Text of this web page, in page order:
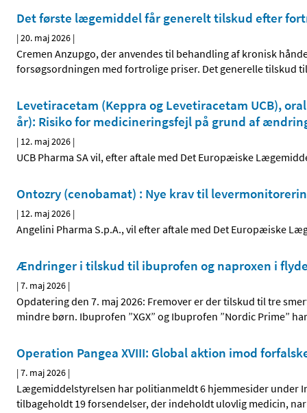
Det første lægemiddel får generelt tilskud efter
|20. maj 2026 |
Cremen Anzupgo, der anvendes til behandling af kronisk
forsøgsordningen med fortrolige priser. Det generelle tilskud
Levetiracetam (Keppra og Levetiracetam UCB),
år): Risiko for medicineringsfejl på grund af
| 12. maj 2026 |
UCB Pharma SA vil, efter aftale med Det Europæiske
Ontozry (cenobamat) : Nye krav til
| 12. maj 2026 |
Angelini Pharma S.p.A., vil efter aftale med Det Europæiske
Ændringer i tilskud til ibuprofen og naproxen i
|7. maj 2026 |
Opdatering den 7. maj 2026: Fremover er der tilskud til tre
mindre børn. Ibuprofen ”XGX” og Ibuprofen ”Nordic Prime”
Operation Pangea XVIII: Global aktion imod
|7. maj 2026 |
Lægemiddelstyrelsen har politianmeldt 6 hjemmesider under
tilbageholdt 19 forsendelser, der indeholdt ulovlig medicin,